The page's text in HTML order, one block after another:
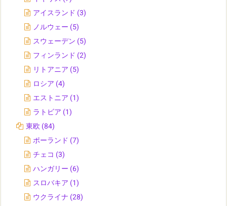
アイスランド (3)
ノルウェー (5)
スウェーデン (5)
フィンランド (2)
リトアニア (5)
ロシア (4)
エストニア (1)
ラトビア (1)
東欧 (84)
ポーランド (7)
チェコ (3)
ハンガリー (6)
スロバキア (1)
ウクライナ (28)